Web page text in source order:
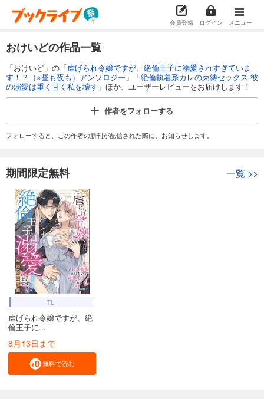
会員登録 ログイン メニュー
おけいどの作品一覧
「おけいど」の「虐げられ令嬢ですが、絶倫王子に溺愛されすぎていま
す！？（※昼も夜も）アンソロジー 」「絶倫執着系カレの束縛セックス 彼
の溺愛は重く甘く私を壊す 」ほか、ユーザーレビューをお届けします！
作者をフォローする
フォローすると、この作者の新刊が配信された際に、お知らせします。
期間限定無料 一覧 >>
TL
虐げられ令嬢ですが、絶
倫王子に...
8月13日まで
無料で読む